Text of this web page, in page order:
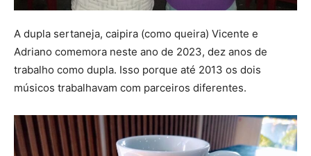
A dupla sertaneja, caipira (como queira) Vicente e
Adriano comemora neste ano de 2023, dez anos de
trabalho como dupla. Isso porque até 2013 os dois
músicos trabalhavam com parceiros diferentes.